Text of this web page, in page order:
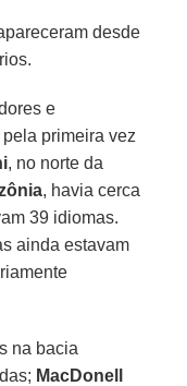
desde
e
primeira vez
, no norte da
, havia cerca
39 idiomas.
ainda estavam
na bacia
MacDonell